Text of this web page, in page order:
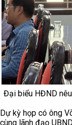
Đại biểu HĐND
Dự kỳ họp có ông
cùng lãnh đạo